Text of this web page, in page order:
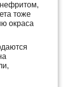
тоже
окраса